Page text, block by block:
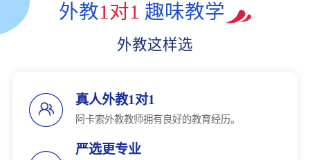
外教1对1 趣味教学
外教这样选
真人外教1对1
阿卡索外教教师拥有良好的教育经历。
严选更专业